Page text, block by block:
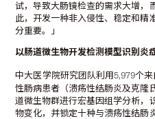
试，导致大肠镜检查的需求大增，
此，开发一种非入侵性、稳定和精
分重要。」
以肠道微生物开发检测模型识别炎
中大医学院研究团队利用5,979个来
性肠病患者（溃疡性结肠炎及克隆
道微生物群进行宏基因组学分析，
物变化，并锁定十种与溃疡性结肠